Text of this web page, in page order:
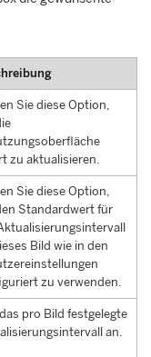
Sie diese Option,
zu aktualisieren.
Sie diese Option,
Standardwert für
Bild wie in den
zu verwenden.
pro Bild festgelegte
an.